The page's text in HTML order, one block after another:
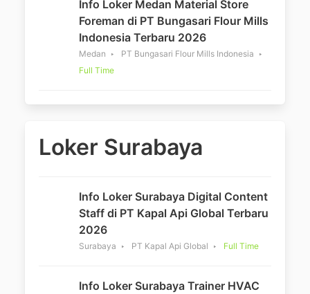
Info Loker Medan Material Store
Foreman di PT Bungasari Flour Mills
Indonesia Terbaru 2026
Medan
PT Bungasari Flour Mills Indonesia
Full Time
Loker Surabaya
Info Loker Surabaya Digital Content
Staff di PT Kapal Api Global Terbaru
2026
Surabaya PT Kapal Api Global Full Time
Info Loker Surabaya Trainer HVAC